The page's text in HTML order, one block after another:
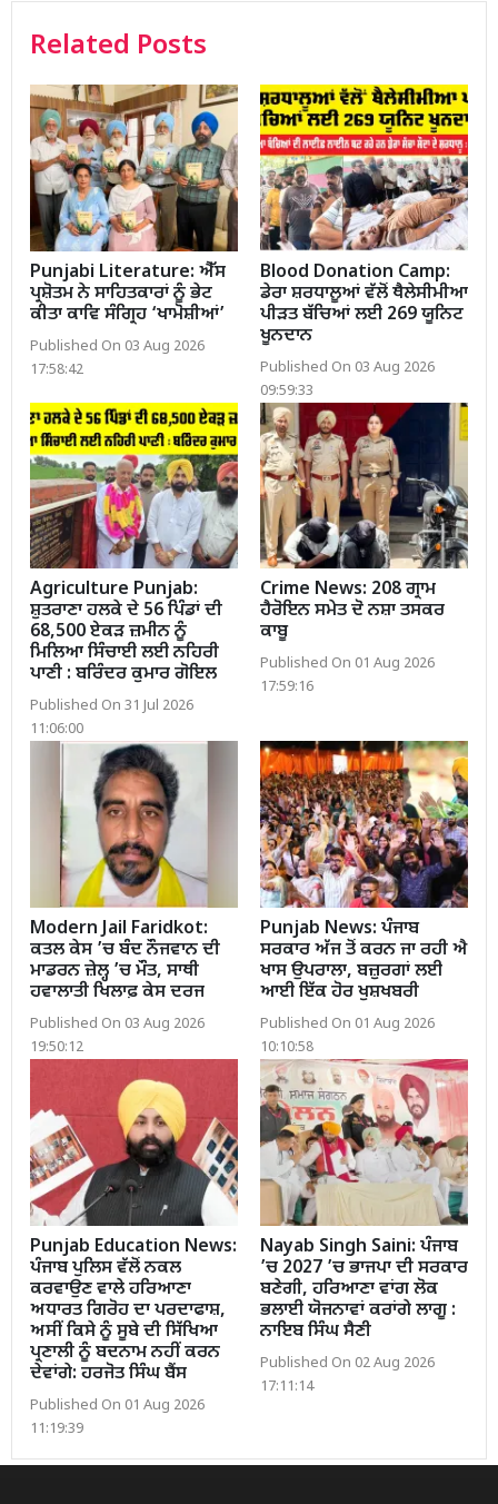
Related Posts
Punjabi Literature: ਐੱਸ
ਪ੍ਰਸ਼ੋਤਮ ਨੇ ਸਾਹਿਤਕਾਰਾਂ ਨੂੰ ਭੇਟ
ਕੀਤਾ ਕਾਵਿ ਸੰਗ੍ਰਿਹ ‘ਖਾਮੋਸ਼ੀਆਂ’
Published On 03 Aug 2026
17:58:42
Blood Donation Camp:
ਡੇਰਾ ਸ਼ਰਧਾਲੂਆਂ ਵੱਲੋਂ ਥੈਲੇਸੀਮੀਆ
ਪੀੜਤ ਬੱਚਿਆਂ ਲਈ 269 ਯੂਨਿਟ
ਖੂਨਦਾਨ
Published On 03 Aug 2026
09:59:33
Agriculture Punjab:
ਸ਼ੁਤਰਾਣਾ ਹਲਕੇ ਦੇ 56 ਪਿੰਡਾਂ ਦੀ
68,500 ਏਕੜ ਜ਼ਮੀਨ ਨੂੰ
ਮਿਲਿਆ ਸਿੰਚਾਈ ਲਈ ਨਹਿਰੀ
ਪਾਣੀ : ਬਰਿੰਦਰ ਕੁਮਾਰ ਗੋਇਲ
Published On 31 Jul 2026
11:06:00
Crime News: 208 ਗ੍ਰਾਮ
ਹੈਰੋਇਨ ਸਮੇਤ ਦੋ ਨਸ਼ਾ ਤਸਕਰ
ਕਾਬੂ
Published On 01 Aug 2026
17:59:16
Modern Jail Faridkot:
ਕਤਲ ਕੇਸ ’ਚ ਬੰਦ ਨੌਜਵਾਨ ਦੀ
ਮਾਡਰਨ ਜ਼ੇਲ੍ਹ ’ਚ ਮੌਤ, ਸਾਥੀ
ਹਵਾਲਾਤੀ ਖਿਲਾਫ਼ ਕੇਸ ਦਰਜ
Published On 03 Aug 2026
19:50:12
Punjab News: ਪੰਜਾਬ
ਸਰਕਾਰ ਅੱਜ ਤੋਂ ਕਰਨ ਜਾ ਰਹੀ ਐ
ਖਾਸ ਉਪਰਾਲਾ, ਬਜ਼ੁਰਗਾਂ ਲਈ
ਆਈ ਇੱਕ ਹੋਰ ਖੁਸ਼ਖਬਰੀ
Published On 01 Aug 2026
10:10:58
Punjab Education News:
ਪੰਜਾਬ ਪੁਲਿਸ ਵੱਲੋਂ ਨਕਲ
ਕਰਵਾਉਣ ਵਾਲੇ ਹਰਿਆਣਾ
ਅਧਾਰਤ ਗਿਰੋਹ ਦਾ ਪਰਦਾਫਾਸ਼,
ਅਸੀਂ ਕਿਸੇ ਨੂੰ ਸੂਬੇ ਦੀ ਸਿੱਖਿਆ
ਪ੍ਰਣਾਲੀ ਨੂੰ ਬਦਨਾਮ ਨਹੀਂ ਕਰਨ
ਦੇਵਾਂਗੇ: ਹਰਜੋਤ ਸਿੰਘ ਬੈਂਸ
Published On 01 Aug 2026
11:19:39
Nayab Singh Saini: ਪੰਜਾਬ
’ਚ 2027 ’ਚ ਭਾਜਪਾ ਦੀ ਸਰਕਾਰ
ਬਣੇਗੀ, ਹਰਿਆਣਾ ਵਾਂਗ ਲੋਕ
ਭਲਾਈ ਯੋਜਨਾਵਾਂ ਕਰਾਂਗੇ ਲਾਗੂ :
ਨਾਇਬ ਸਿੰਘ ਸੈਣੀ
Published On 02 Aug 2026
17:11:14